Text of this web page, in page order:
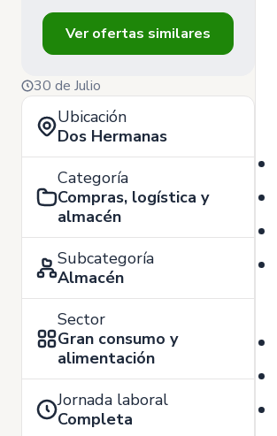
Ver ofertas similares
30 de Julio
Ubicación
Dos Hermanas
Categoría
Compras, logística y
almacén
Subcategoría
Almacén
Sector
Gran consumo y
alimentación
Jornada laboral
Completa